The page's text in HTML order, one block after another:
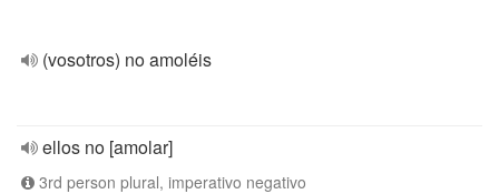
(vosotros) no amoléis
ellos no [amolar]
3rd person plural, imperativo negativo